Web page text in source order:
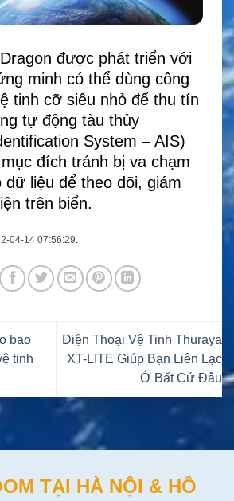
được phát triển với
minh có thể dùng công
tinh cỡ siêu nhỏ để thu tín
tự động tàu thủy
System – AIS)
đích tránh bị va chạm
dữ liệu để theo dõi, giám
trên biển.
04-14 07:56:29.
bao
tinh
Điện Thoại Vệ Tinh Thuraya
XT-LITE Giúp Bạn Liên Lạc
Ở Bất Cứ Đâu
TẠI HÀ NỘI & HỒ